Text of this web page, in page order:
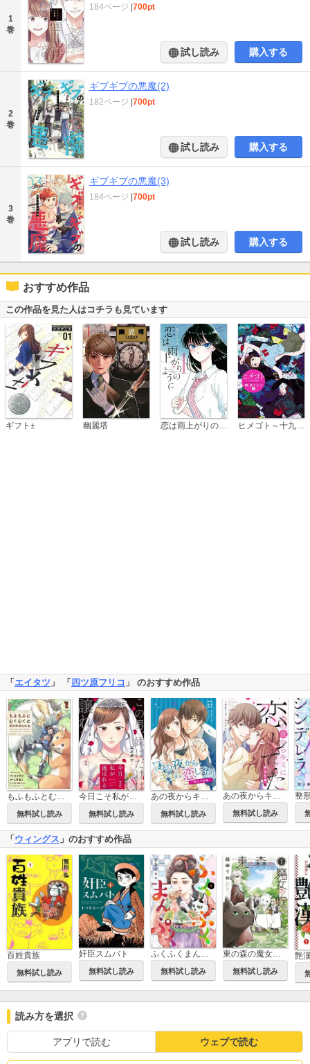
1
巻
184ページ |700pt
試し読み 購入する
2
巻
ギブギブの悪魔(2)
182ページ |700pt
試し読み 購入する
3
巻
ギブギブの悪魔(3)
184ページ |700pt
試し読み 購入する
おすすめ作品
この作品を見た人はコチラも見ています
ギフト± 幽麗塔 ヒメゴト～十九歳の制服～
「エイタツ 」 「四ツ原フリコ 」 のおすすめ作品
もふもふとむくむくと異世界漂流生活 ～おいしいごはん、かみさま、かぞく付き～
無料試し読み 無料試し読み
あの夜からキミに恋してた～桐谷冬馬編～[ボル恋comic]
無料試し読み
あの夜からキミに恋してた～桐谷冬馬編～【合本版】[ボル恋comic]
無料試し読み
整
「 ウィングス 」のおすすめ作品
百姓貴族
無料試し読み
奸臣スムバト
無料試し読み
ふくふくまんぷく
無料試し読み
東の森の魔女の庭
無料試し読み
艶
読み方を選択
アプリで読む ウェブで読む